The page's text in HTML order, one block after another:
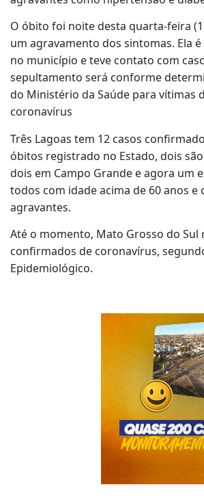
O óbito foi noite desta quarta-feira
um agravamento dos sintomas. Ela
no município e teve contato com
sepultamento será conforme
do Ministério da Saúde para vítimas
coronavírus
Três Lagoas tem 12 casos
óbitos registrado no Estado, dois
dois em Campo Grande e agora um
todos com idade acima de 60 anos e
agravantes.
Até o momento, Mato Grosso do Sul
confirmados de coronavírus,
Epidemiológico.